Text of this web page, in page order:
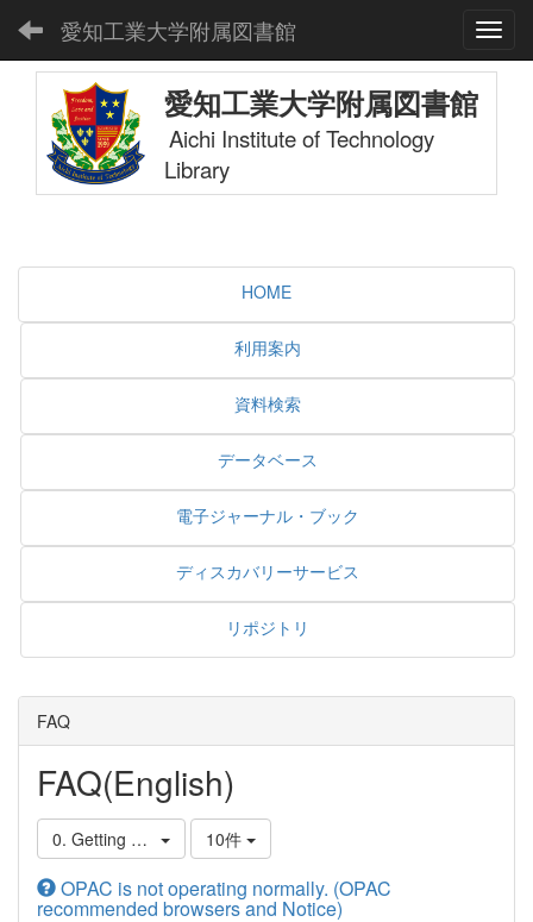
愛知工業大学附属図書館
愛知工業大学附属図書館
Aichi Institute of Technology
Library
HOME
利用案内
資料検索
データベース
電子ジャーナル・ブック
ディスカバリーサービス
リポジトリ
FAQ
FAQ(English)
0. Getting Started 10件
OPAC is not operating normally. (OPAC
recommended browsers and Notice)